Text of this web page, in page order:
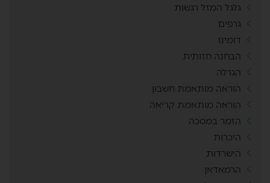
גלגל המזל רגשות
גרפים
דומינו
הבחנה חזותית
הגרלה
הוראה מותאמת חשבון
הוראה מותאמת קריאה
הזמר במסכה
היכרות
הישרדות
הרמאדאן